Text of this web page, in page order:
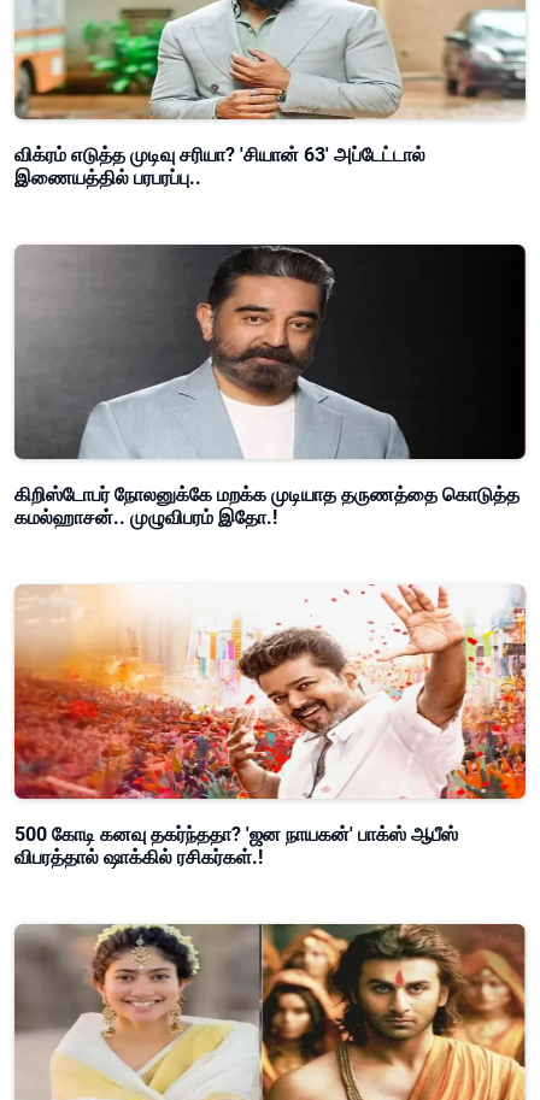
விக்ரம் எடுத்த முடிவு சரியா? 'சியான் 63' அப்டேட்டால்
இணையத்தில் பரபரப்பு..
கிறிஸ்டோபர் நோலனுக்கே மறக்க முடியாத தருணத்தை கொடுத்த
கமல்ஹாசன்.. முழுவிபரம் இதோ.!
500 கோடி கனவு தகர்ந்ததா? 'ஜன நாயகன்' பாக்ஸ் ஆபீஸ்
விபரத்தால் ஷாக்கில் ரசிகர்கள்.!